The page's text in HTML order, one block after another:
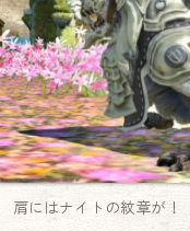
肩にはナイトの紋章が！